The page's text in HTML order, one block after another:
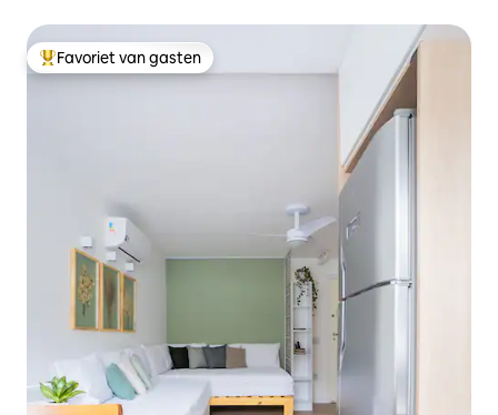
Topfavoriet van gasten
Favoriet van gasten